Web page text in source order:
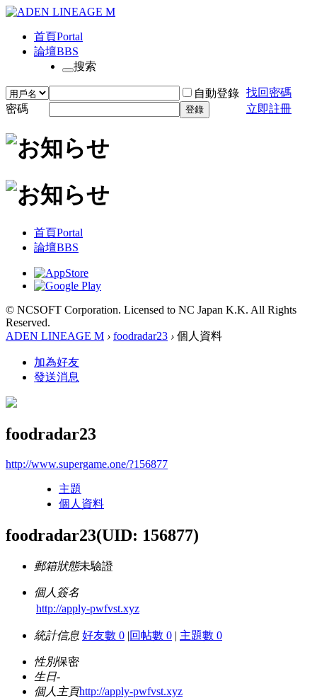
首頁Portal
論壇BBS
搜索
自動登錄 找回密碼
密碼
登錄 立即註冊
首頁Portal
論壇BBS
© NCSOFT Corporation. Licensed to NC Japan K.K. All Rights
Reserved.
ADEN LINEAGE M › foodradar23 › 個人資料
加為好友
發送消息
foodradar23
http://www.supergame.one/?156877
主題
個人資料
foodradar23(UID: 156877)
郵箱狀態未驗證
個人簽名
http://apply-pwfvst.xyz
統計信息 好友數 0 |回帖數 0 | 主題數 0
性別保密
生日-
個人主頁http://apply-pwfvst.xyz